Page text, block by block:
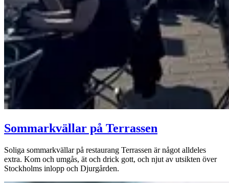
Sommarkvällar på Terrassen
Soliga sommarkvällar på restaurang Terrassen är något alldeles
extra. Kom och umgås, ät och drick gott, och njut av utsikten över
Stockholms inlopp och Djurgården.